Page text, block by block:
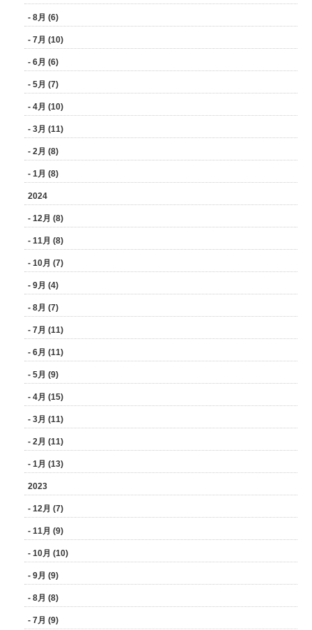
- 8月 (6)
- 7月 (10)
- 6月 (6)
- 5月 (7)
- 4月 (10)
- 3月 (11)
- 2月 (8)
- 1月 (8)
2024
- 12月 (8)
- 11月 (8)
- 10月 (7)
- 9月 (4)
- 8月 (7)
- 7月 (11)
- 6月 (11)
- 5月 (9)
- 4月 (15)
- 3月 (11)
- 2月 (11)
- 1月 (13)
2023
- 12月 (7)
- 11月 (9)
- 10月 (10)
- 9月 (9)
- 8月 (8)
- 7月 (9)